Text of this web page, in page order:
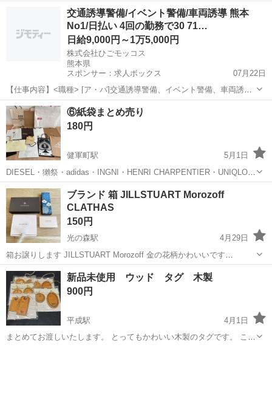
植木駅 ラッピング用品
交通誘導警備/イベント警備/車両誘導 熊本
No1/日払い 4回の勤務で30 71…
日給9,000円～1万5,000円
株式会社ひごモッコス
熊本県
スポンサー：求人ボックス
07月22日
【仕事内容】<職種> [ア・パ]交通誘導警備、イベント警備、車両誘導
<雇用形態> アルバイト・パート <給与> [ア・パ]日給9,000円～15,000
円 交通費:全額支給 / 入社祝い金3万円支給! さらに!お友達のご紹介で
+...
アルバイト・パート
⑥紙袋まとめ売り
180円
健軍町駅
5月1日
DIESEL・獺祭・adidas・INGNI・HENRI CHARPENTIER・UNIQLOな
ど！
熊本 上益城郡 健軍町駅
ブランド 箱 JILLSTUART Morozoff
CLATHAS
150円
光の森駅
4月29日
箱お譲りします JILLSTUART Morozoff 金の花柄かわいいです
CLATHAS ブランドBOX JILLSTUART 箱 2個 メリーチョコレート 和
柄 金箔 クライシス CLATHAS モロゾフ ...
熊本 菊池郡 光の森駅 ラッピング用品 Morozoff
新品未使用 ウッド タグ 木製
900円
平成駅
4月1日
まとめてお渡しいたします。 とってもかわいい木製のタグです。 こち